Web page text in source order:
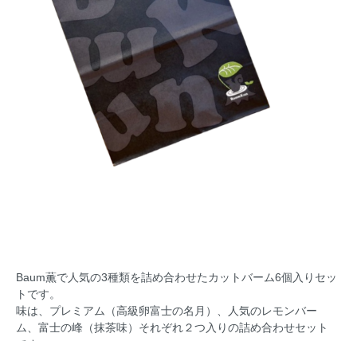
Baum薫で人気の3種類を詰め合わせたカットバーム6個入りセッ
トです。
味は、プレミアム（高級卵富士の名月）、人気のレモンバー
ム、富士の峰（抹茶味）それぞれ２つ入りの詰め合わせセット